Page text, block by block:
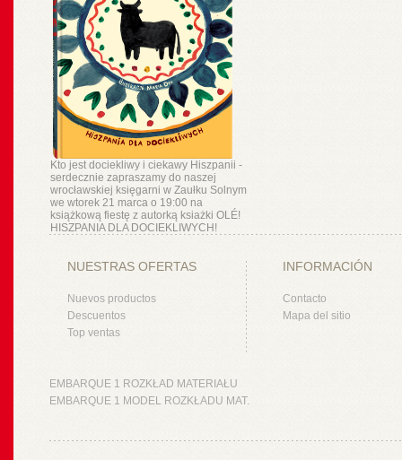
Kto jest dociekliwy i ciekawy Hiszpanii -
serdecznie zapraszamy do naszej
wrocławskiej księgarni w Zaułku Solnym
we wtorek 21 marca o 19:00 na
książkową fiestę z autorką ksiażki OLÉ!
HISZPANIA DLA DOCIEKLIWYCH!
NUESTRAS OFERTAS
Nuevos productos
Descuentos
Top ventas
INFORMACIÓN
Contacto
Mapa del sitio
EMBARQUE 1 ROZKŁAD MATERIAŁU
EMBARQUE 1 MODEL ROZKŁADU MAT.